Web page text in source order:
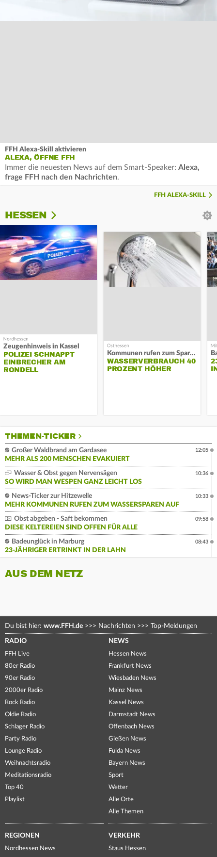
FFH Alexa-Skill aktivieren
ALEXA, ÖFFNE FFH
Immer die neuesten News auf dem Smart-Speaker: Alexa,
frage FFH nach den Nachrichten.
FFH ALEXA-SKILL
HESSEN
Zeugenhinweis in Kassel
POLIZEI SCHNAPPT
EINBRECHER AM
RONDELL
Kommunen rufen zum Sparen auf
WASSERVERBRAUCH 40
PROZENT HÖHER
THEMEN-TICKER
Großer Waldbrand am Gardasee
MEHR ALS 200 MENSCHEN EVAKUIERT
12:05
Wasser & Obst gegen Nervensägen
SO WIRD MAN WESPEN GANZ LEICHT LOS
10:36
News-Ticker zur Hitzewelle
MEHR KOMMUNEN RUFEN ZUM WASSERSPAREN AUF
10:33
Obst abgeben - Saft bekommen
DIESE KELTEREIEN SIND OFFEN FÜR ALLE
09:58
Badeunglück in Marburg
23-JÄHRIGER ERTRINKT IN DER LAHN
08:43
AUS DEM NETZ
Du bist hier: www.FFH.de >>> Nachrichten >>> Top-Meldungen
RADIO
FFH Live
80er Radio
90er Radio
2000er Radio
Rock Radio
Oldie Radio
Schlager Radio
Party Radio
Lounge Radio
Weihnachtsradio
Meditationsradio
Top 40
Playlist
NEWS
Hessen News
Frankfurt News
Wiesbaden News
Mainz News
Kassel News
Darmstadt News
Offenbach News
Gießen News
Fulda News
Bayern News
Sport
Wetter
Alle Orte
Alle Themen
REGIONEN
Nordhessen News
VERKEHR
Staus Hessen